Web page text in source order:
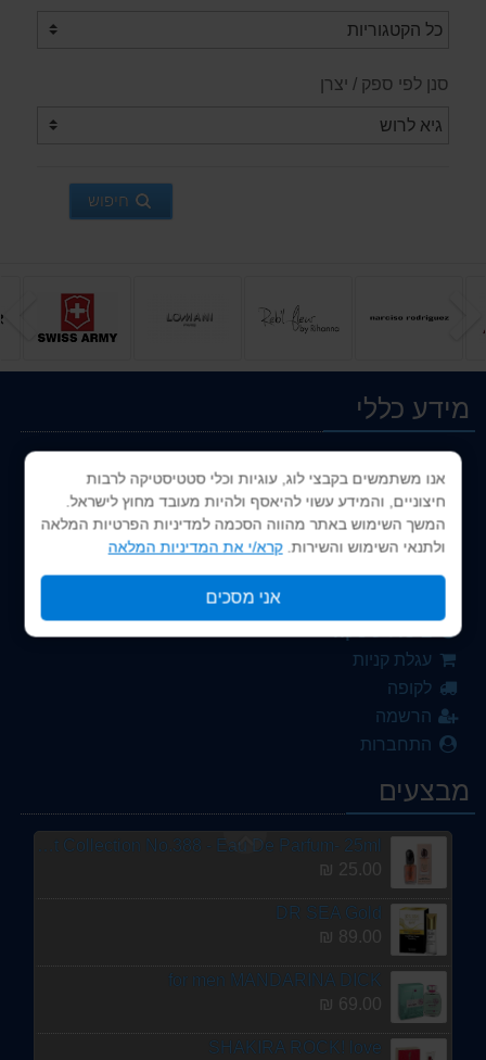
אנו משתמשים בקבצי לוג, עוגיות וכלי סטטיסטיקה לרבות
חיצוניים, והמידע עשוי להיאסף ולהיות מעובד מחוץ לישראל.
המשך השימוש באתר מהווה הסכמה למדיניות הפרטיות המלאה
ולתנאי השימוש והשירות.קרא/י את המדיניות המלאה
אני מסכים
סנן לפי ספק / יצרן
חיפוש
הקודם
מידע כללי
אודותינו
מבצעים
שאלות נפוצות
צור קשר
עגלת קניות
לקופה
הרשמה
התחברות
מבצעים
La Sultana de Saba
349.00 ₪
XS POUR ELLE paco rabanne
DE.SEA
89.00 ₪
TOBACCO TOUCH ALHAMBRA
75.00 ₪
Smart Collection No.388 - Eau De Parfum- 25ml
25.00 ₪
DR SEA Gold
89.00 ₪
for men MANDARINA DICK
69.00 ₪
SHAKIRA ROCK! love